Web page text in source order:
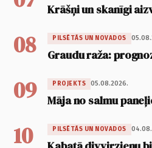
Krāšņi un skanīgi
08 PILSĒTĀS UN NOVADOS
Graudu raža:
09 PROJEKTS 05.08.2026.
Māja no salmu
10 PILSĒTĀS UN NOVADOS